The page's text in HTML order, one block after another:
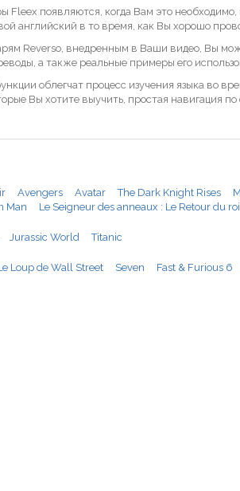
Fleex появляются, когда Вам это
английский в то время, как Вы хорошо
Reverso, внедренным в Ваши видео, Вы
а также реальные примеры его
облегчат процесс изучения языка во
Вы хотите выучить, простая навигация
Avengers Avatar The Dark Knight Rises
Man Le Seigneur des anneaux : Le Retour du roi
Jurassic World Titanic
Loup de Wall Street Seven Fast & Furious 6